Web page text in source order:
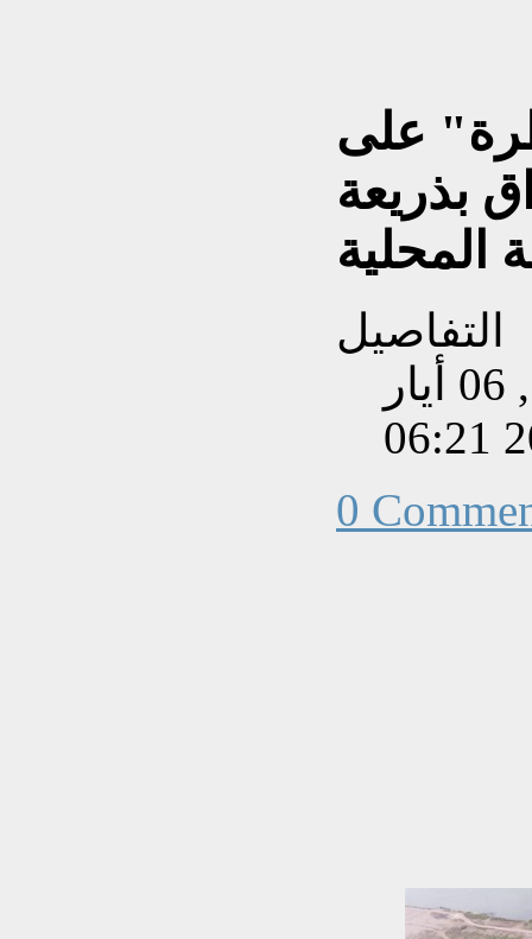
على
بذريعة
المحلية
التفاصيل
تم إنشاءه بتاريخ الثلاثاء, 06 أيار
0